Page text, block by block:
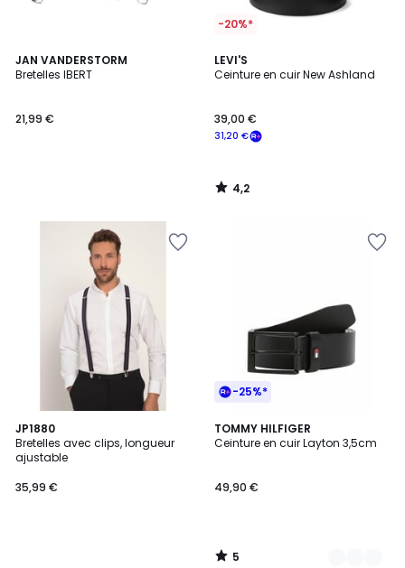
JAN VANDERSTORM
Bretelles IBERT
21,99 €
-20%*
LEVI'S
Ceinture en cuir New Ashland
31,20 €
39,00 €
4,2
/ 5
4,2
/
JP1880
Bretelles avec clips, longueur
ajustable
35,99 €
-25%*
TOMMY HILFIGER
Ceinture en cuir Layton 3,5cm
49,90 €
5
/
2
Couleurs
5
/